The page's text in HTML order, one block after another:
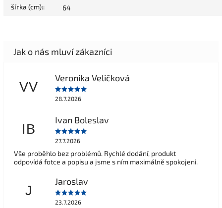
šírka (cm):: 64
VV
Veronika Veličková
28.7.2026
IB
Ivan Boleslav
27.7.2026
Vše proběhlo bez problémů. Rychlé dodání, produkt
odpovídá fotce a popisu a jsme s ním maximálně spokojeni.
J
Jaroslav
23.7.2026